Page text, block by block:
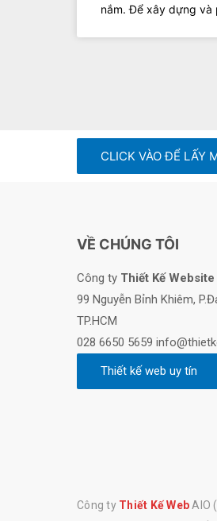
nắm. Để xây dựng và
CLICK VÀO ĐỂ LẤY
VỀ CHÚNG TÔI
Công ty Thiết Kế Website
99 Nguyễn Bỉnh Khiêm,
028 6650 5659
Công ty Thiết Kế Web AIO